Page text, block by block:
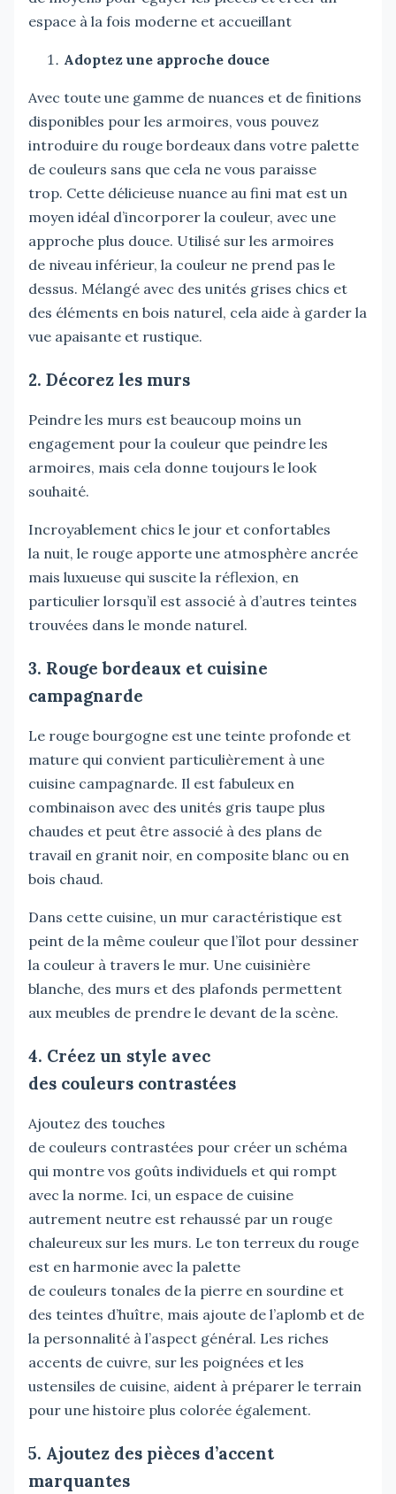
espace à la fois moderne et accueillant
Adoptez une approche douce
Avec toute une gamme de nuances et de finitions
disponibles pour les armoires, vous pouvez
introduire du rouge bordeaux dans votre palette
de couleurs sans que cela ne vous paraisse
trop. Cette délicieuse nuance au fini mat est un
moyen idéal d’incorporer la couleur, avec une
approche plus douce. Utilisé sur les armoires
de niveau inférieur, la couleur ne prend pas le
dessus. Mélangé avec des unités grises chics et
des éléments en bois naturel, cela aide à garder la
vue apaisante et rustique.
2. Décorez les murs
Peindre les murs est beaucoup moins un
engagement pour la couleur que peindre les
armoires, mais cela donne toujours le look
souhaité.
Incroyablement chics le jour et confortables
la nuit, le rouge apporte une atmosphère ancrée
mais luxueuse qui suscite la réflexion, en
particulier lorsqu’il est associé à d’autres teintes
trouvées dans le monde naturel.
3. Rouge bordeaux et cuisine
campagnarde
Le rouge bourgogne est une teinte profonde et
mature qui convient particulièrement à une
cuisine campagnarde. Il est fabuleux en
combinaison avec des unités gris taupe plus
chaudes et peut être associé à des plans de
travail en granit noir, en composite blanc ou en
bois chaud.
Dans cette cuisine, un mur caractéristique est
peint de la même couleur que l’îlot pour dessiner
la couleur à travers le mur. Une cuisinière
blanche, des murs et des plafonds permettent
aux meubles de prendre le devant de la scène.
4. Créez un style avec
des couleurs contrastées
Ajoutez des touches
de couleurs contrastées pour créer un schéma
qui montre vos goûts individuels et qui rompt
avec la norme. Ici, un espace de cuisine
autrement neutre est rehaussé par un rouge
chaleureux sur les murs. Le ton terreux du rouge
est en harmonie avec la palette
de couleurs tonales de la pierre en sourdine et
des teintes d’huître, mais ajoute de l’aplomb et de
la personnalité à l’aspect général. Les riches
accents de cuivre, sur les poignées et les
ustensiles de cuisine, aident à préparer le terrain
pour une histoire plus colorée également.
5. Ajoutez des pièces d’accent
marquantes